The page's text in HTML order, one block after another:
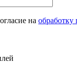
на обработку